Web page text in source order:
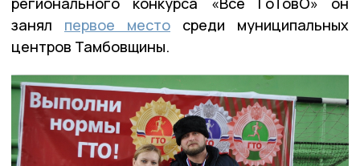
занял первое место среди муниципальных
центров Тамбовщины.